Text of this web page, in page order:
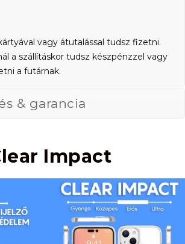
vagy átutalással tudsz fizetni.
a szállításkor tudsz készpénzzel vagy
a futárnak.
& garancia
Impact